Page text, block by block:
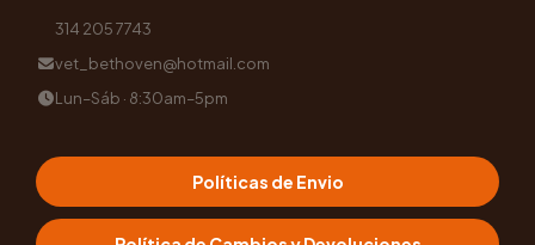
314 205 7743
vet_bethoven@hotmail.com
Lun–Sáb · 8:30am–5pm
Políticas de Envio